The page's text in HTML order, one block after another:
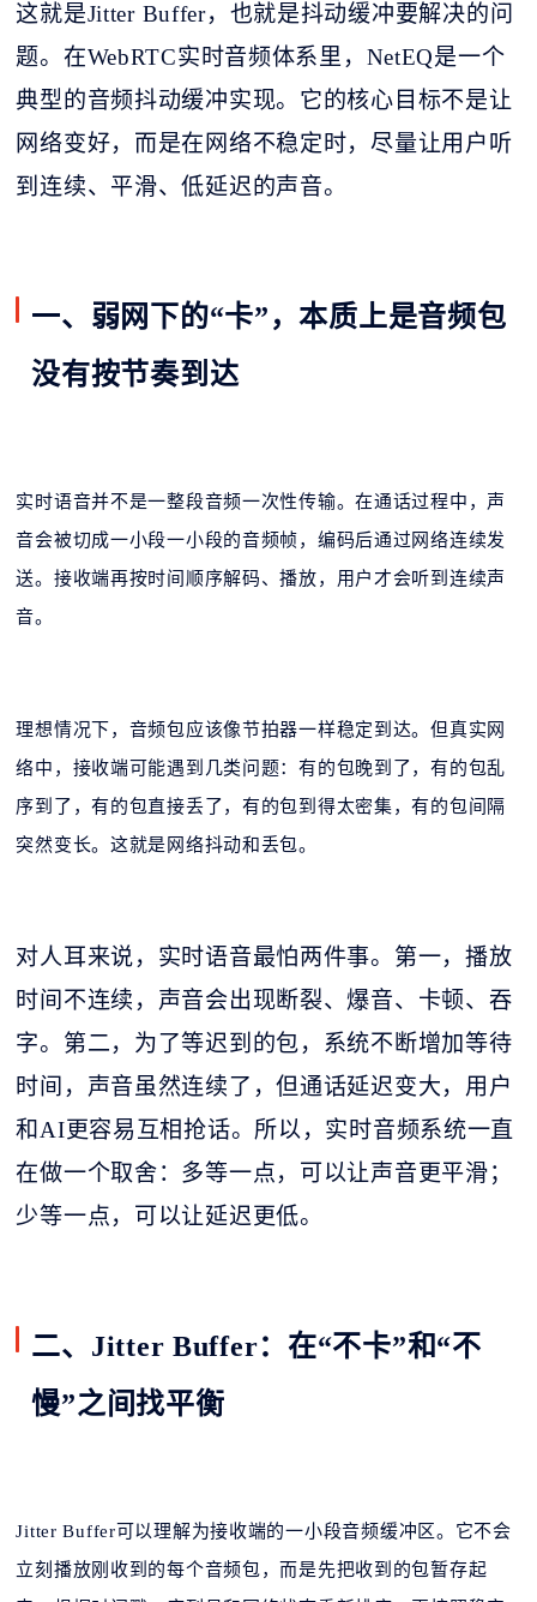
这就是Jitter Buffer，也就是抖动缓冲要解决的问
题。在WebRTC实时音频体系里，NetEQ是一个
典型的音频抖动缓冲实现。它的核心目标不是让
网络变好，而是在网络不稳定时，尽量让用户听
到连续、平滑、低延迟的声音。
一、弱网下的“卡”，本质上是音频包
没有按节奏到达
实时语音并不是一整段音频一次性传输。在通话过程中，声
音会被切成一小段一小段的音频帧，编码后通过网络连续发
送。接收端再按时间顺序解码、播放，用户才会听到连续声
音。
理想情况下，音频包应该像节拍器一样稳定到达。但真实网
络中，接收端可能遇到几类问题：有的包晚到了，有的包乱
序到了，有的包直接丢了，有的包到得太密集，有的包间隔
突然变长。这就是网络抖动和丢包。
对人耳来说，实时语音最怕两件事。第一，播放
时间不连续，声音会出现断裂、爆音、卡顿、吞
字。第二，为了等迟到的包，系统不断增加等待
时间，声音虽然连续了，但通话延迟变大，用户
和 AI更容易互相抢话。所以，实时音频系统一直
在做一个取舍：多等一点，可以让声音更平滑；
少等一点，可以让延迟更低。
二、Jitter Buffer：在“不卡”和“不
慢”之间找平衡
Jitter Buffer可以理解为接收端的一小段音频缓冲区。它不会
立刻播放刚收到的每个音频包，而是先把收到的包暂存起